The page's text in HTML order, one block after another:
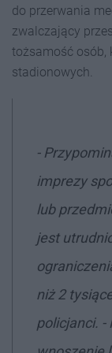
do przerwania
zwalczający
tożsamość osób,
stadionowych.
-
imprezy
lub
jest
niż 2
policjanci.